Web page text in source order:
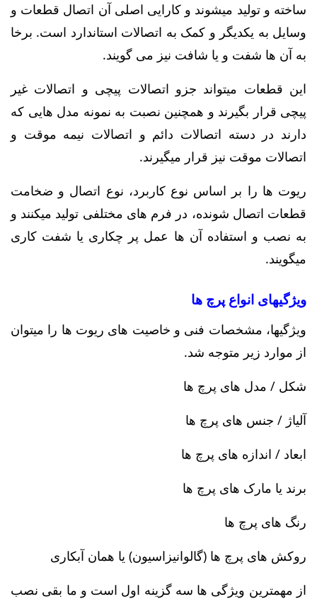
ساخته و تولید میشوند و کارایی اصلی آن اتصال قطعات و
وسایل به یکدیگر و کمک به اتصالات استاندارد است. برخا
به آن ها شفت و یا شافت نیز می گویند.
این قطعات میتواند جزو اتصالات پیچی و اتصالات غیر
پیچی قرار بگیرند و همچنین نصبت به نمونه مدل هایی که
دارند در دسته اتصالات دائم و اتصالات نیمه موقت و
اتصالات موقت نیز قرار میگیرند.
ریوت ها را بر اساس نوع کاربرد، نوع اتصال و ضخامت
قطعات اتصال شونده، در فرم های مختلفی تولید میکنند و
به نصب و استفاده آن ها عمل پر چکاری یا شفت کاری
میگویند.
ویژگیهای انواع پرچ ها
ویژگیها، مشخصات فنی و خاصیت های ریوت ها را میتوان
از موارد زیر متوجه شد.
شکل / مدل های پرچ ها
آلیاژ / جنس های پرچ ها
ابعاد / اندازه های پرچ ها
برند یا مارک های پرچ ها
رنگ های پرچ ها
روکش های پرچ ها (گالوانیزاسیون) یا همان آبکاری
از مهمترین ویژگی ها سه گزینه اول است و ما بقی نصب